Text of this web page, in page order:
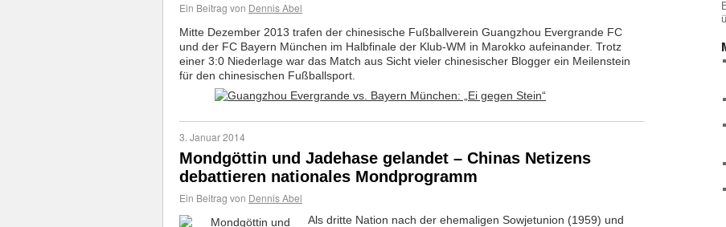
Ein Beitrag von Dennis Abel
Mitte Dezember 2013 trafen der chinesische Fußballverein Guangzhou Evergrande FC
und der FC Bayern München im Halbfinale der Klub-WM in Marokko aufeinander. Trotz
einer 3:0 Niederlage war das Match aus Sicht vieler chinesischer Blogger ein Meilenstein
für den chinesischen Fußballsport.
3. Januar 2014
Mondgöttin und Jadehase gelandet – Chinas Netizens
debattieren nationales Mondprogramm
Ein Beitrag von Dennis Abel
Als dritte Nation nach der ehemaligen Sowjetunion (1959) und